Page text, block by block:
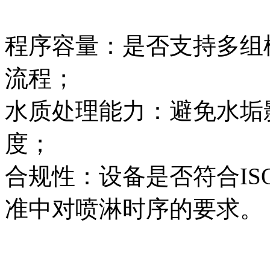
程序容量：是否支持多
流程；
水质处理能力：避免水
度；
合规性：设备是否符合
准中对喷淋时序的要求。